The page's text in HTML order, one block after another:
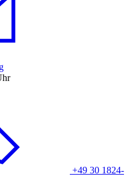
+49 30 1824-